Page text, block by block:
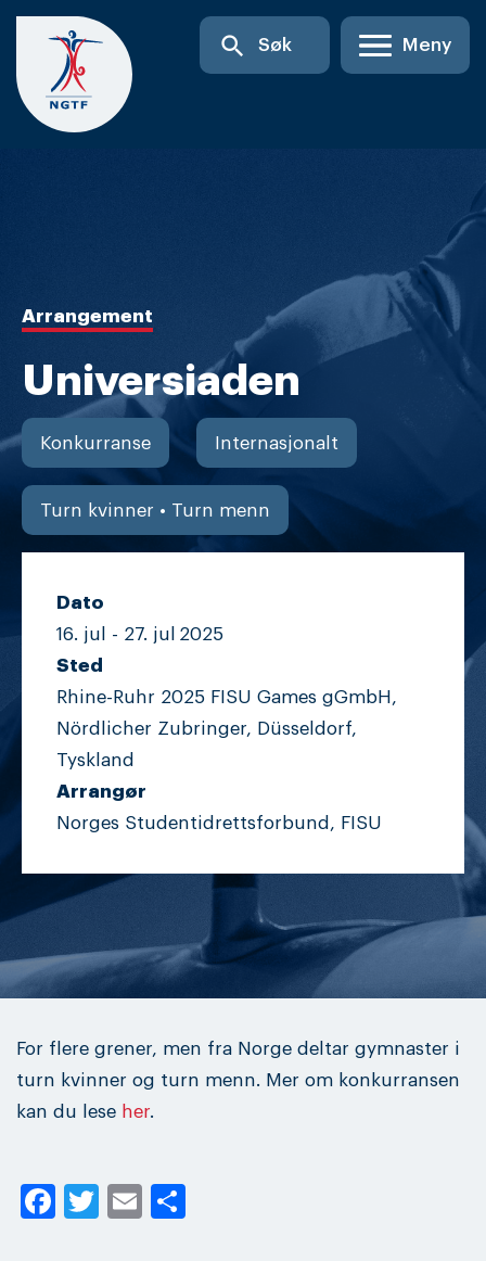
Skip
content
search Søk Meny
Arrangement
Universiaden
Konkurranse Internasjonalt
Turn kvinner • Turn menn
Dato
16. jul - 27. jul 2025
Sted
Rhine-Ruhr 2025 FISU Games gGmbH,
Nördlicher Zubringer, Düsseldorf,
Tyskland
Arrangør
Norges Studentidrettsforbund, FISU
For flere grener, men fra Norge deltar gymnaster i
turn kvinner og turn menn. Mer om konkurransen
kan du lese her.
Facebook
Twitter
Email